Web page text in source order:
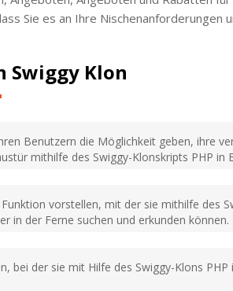
Sie es an Ihre Nischenanforderungen
Swiggy Klon
Benutzern die Möglichkeit geben, ihre
mithilfe des Swiggy-Klonskripts PHP in
vorstellen, mit der sie mithilfe des
in der Ferne suchen und erkunden können.
bei der sie mit Hilfe des Swiggy-Klons